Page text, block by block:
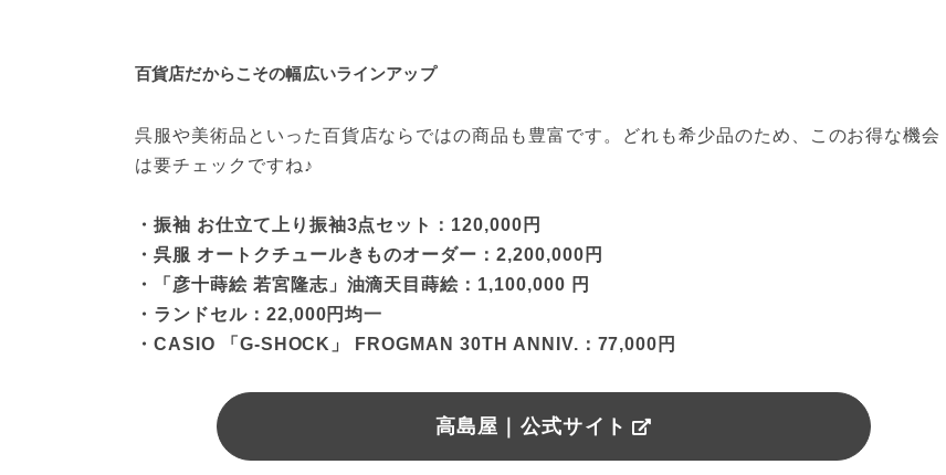
百貨店だからこその幅広いラインアップ
呉服や美術品といった百貨店ならではの商品も豊富です。どれも希少品のため、このお得な機会
は要チェックですね♪
・振袖 お仕立て上り振袖3点セット：120,000円
・呉服 オートクチュールきものオーダー：2,200,000円
・「彦十蒔絵 若宮隆志」油滴天目蒔絵：1,100,000 円
・ランドセル：22,000円均一
・CASIO 「G-SHOCK」 FROGMAN 30TH ANNIV.：77,000円
高島屋｜公式サイト